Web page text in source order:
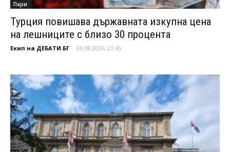
Пари
Турция повишава държавната изкупна цена
на лешниците с близо 30 процента
Екип на ДЕБАТИ.БГ - 06.08.2026, 21:45